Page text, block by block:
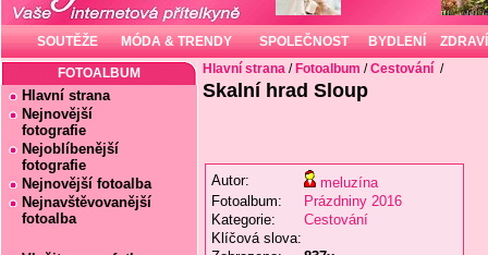
SOUTĚŽE MÓDA & TRENDY SPOLEČNOST BYDLENÍ ZDRAVÍ
FOTOALBUM
Hlavní strana
Nejnovější
fotografie
Nejoblíbenější
fotografie
Nejnovější fotoalba
Nejnavštěvovanější
fotoalba
Hlavní strana / Fotoalbum /Cestování /
Skalní hrad Sloup
Autor:
meluzína
Fotoalbum:
Prázdniny 2016
Kategorie:
Cestování
Klíčová slova: